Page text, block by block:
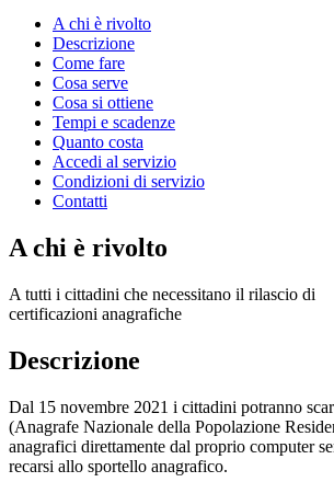
A chi è rivolto
Descrizione
Come fare
Cosa serve
Cosa si ottiene
Tempi e scadenze
Quanto costa
Accedi al servizio
Condizioni di servizio
Contatti
A chi è rivolto
A tutti i cittadini che necessitano il rilascio di
certificazioni anagrafiche
Descrizione
Dal 15 novembre 2021 i cittadini potranno
(Anagrafe Nazionale della Popolazione
anagrafici direttamente dal proprio computer
recarsi allo sportello anagrafico.